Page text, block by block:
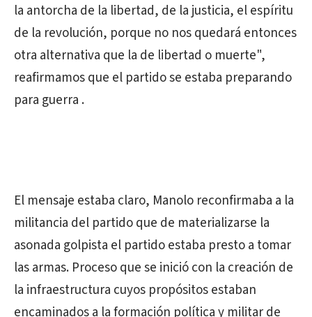
la antorcha de la libertad, de la justicia, el espíritu
de la revolución, porque no nos quedará entonces
otra alternativa que la de libertad o muerte",
reafirmamos que el partido se estaba preparando
para guerra .
El mensaje estaba claro, Manolo reconfirmaba a la
militancia del partido que de materializarse la
asonada golpista el partido estaba presto a tomar
las armas. Proceso que se inició con la creación de
la infraestructura cuyos propósitos estaban
encaminados a la formación política y militar de